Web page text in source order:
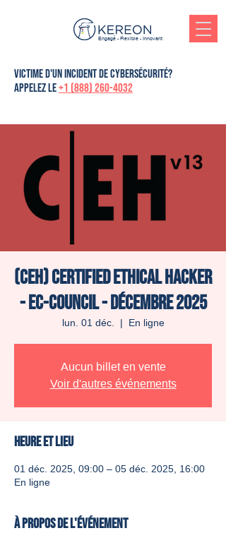
Engagé - Flexible - Innovant
victime d'un incident de cybersécurité?
Appelez le+1 (888) 260-4032
(CEH) Certified Ethical Hacker
- Ec-Council - Décembre 2025
lun. 01 déc.
  |
En ligne
Aucun billet en vente
Voir d'autres événements
Heure et lieu
01 déc. 2025, 09:00 – 05 déc. 2025, 16:00
En ligne
À propos de l'événement